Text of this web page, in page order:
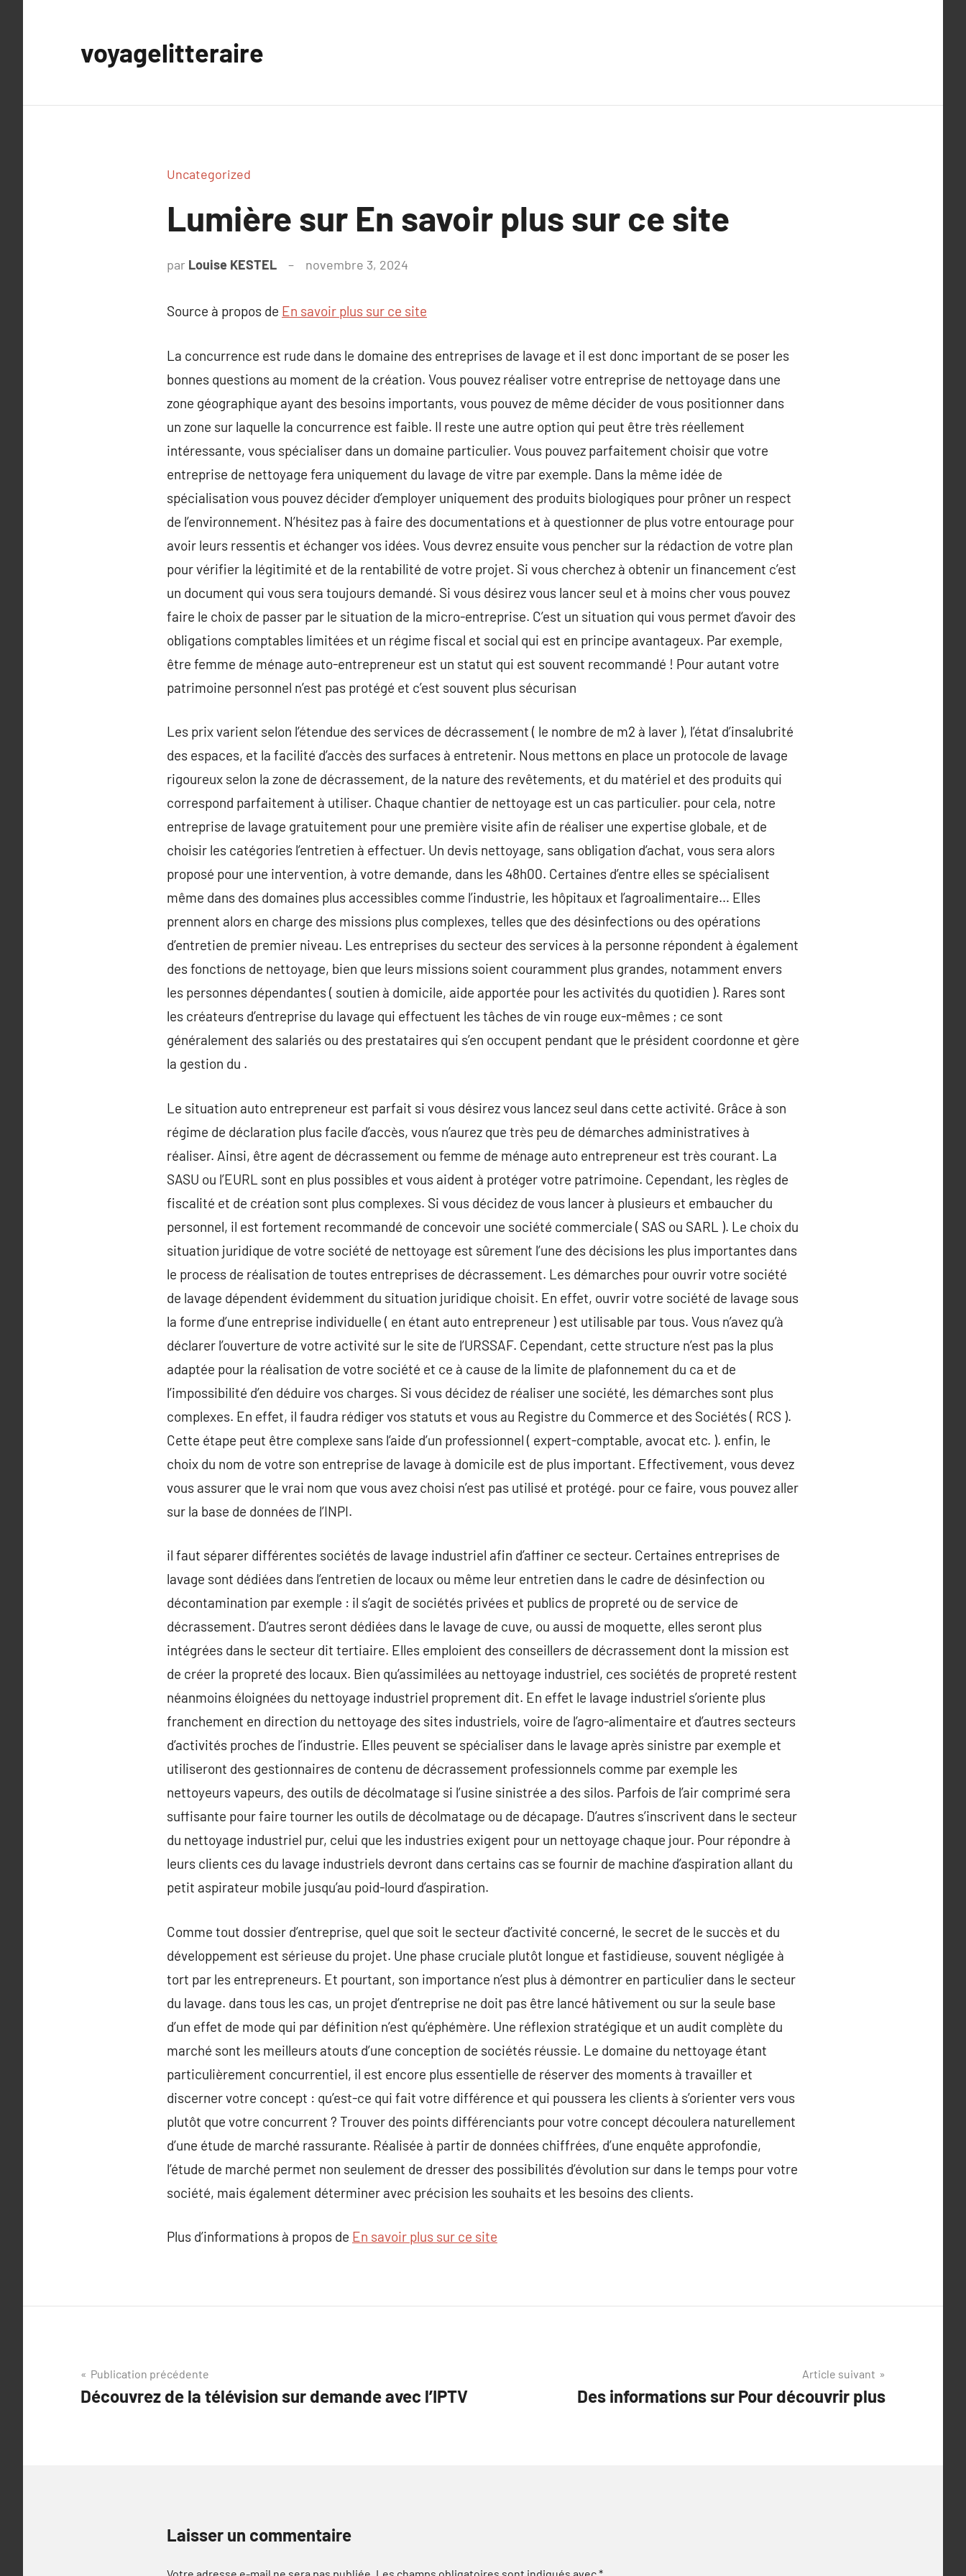
voyagelitteraire
Uncategorized
Lumière sur En savoir plus sur ce site
par Louise KESTEL novembre 3, 2024
Source à propos de En savoir plus sur ce site
La concurrence est rude dans le domaine des entreprises de lavage et il est donc important de se poser les
bonnes questions au moment de la création. Vous pouvez réaliser votre entreprise de nettoyage dans une
zone géographique ayant des besoins importants, vous pouvez de même décider de vous positionner dans
un zone sur laquelle la concurrence est faible. Il reste une autre option qui peut être très réellement
intéressante, vous spécialiser dans un domaine particulier. Vous pouvez parfaitement choisir que votre
entreprise de nettoyage fera uniquement du lavage de vitre par exemple. Dans la même idée de
spécialisation vous pouvez décider d’employer uniquement des produits biologiques pour prôner un respect
de l’environnement. N’hésitez pas à faire des documentations et à questionner de plus votre entourage pour
avoir leurs ressentis et échanger vos idées. Vous devrez ensuite vous pencher sur la rédaction de votre plan
pour vérifier la légitimité et de la rentabilité de votre projet. Si vous cherchez à obtenir un financement c’est
un document qui vous sera toujours demandé. Si vous désirez vous lancer seul et à moins cher vous pouvez
faire le choix de passer par le situation de la micro-entreprise. C’est un situation qui vous permet d‘avoir des
obligations comptables limitées et un régime fiscal et social qui est en principe avantageux. Par exemple,
être femme de ménage auto-entrepreneur est un statut qui est souvent recommandé ! Pour autant votre
patrimoine personnel n’est pas protégé et c’est souvent plus sécurisan
Les prix varient selon l’étendue des services de décrassement ( le nombre de m2 à laver ), l’état d’insalubrité
des espaces, et la facilité d’accès des surfaces à entretenir. Nous mettons en place un protocole de lavage
rigoureux selon la zone de décrassement, de la nature des revêtements, et du matériel et des produits qui
correspond parfaitement à utiliser. Chaque chantier de nettoyage est un cas particulier. pour cela, notre
entreprise de lavage gratuitement pour une première visite afin de réaliser une expertise globale, et de
choisir les catégories l’entretien à effectuer. Un devis nettoyage, sans obligation d’achat, vous sera alors
proposé pour une intervention, à votre demande, dans les 48h00. Certaines d’entre elles se spécialisent
même dans des domaines plus accessibles comme l’industrie, les hôpitaux et l’agroalimentaire… Elles
prennent alors en charge des missions plus complexes, telles que des désinfections ou des opérations
d’entretien de premier niveau. Les entreprises du secteur des services à la personne répondent à également
des fonctions de nettoyage, bien que leurs missions soient couramment plus grandes, notamment envers
les personnes dépendantes ( soutien à domicile, aide apportée pour les activités du quotidien ). Rares sont
les créateurs d’entreprise du lavage qui effectuent les tâches de vin rouge eux-mêmes ; ce sont
généralement des salariés ou des prestataires qui s’en occupent pendant que le président coordonne et gère
la gestion du .
Le situation auto entrepreneur est parfait si vous désirez vous lancez seul dans cette activité. Grâce à son
régime de déclaration plus facile d’accès, vous n’aurez que très peu de démarches administratives à
réaliser. Ainsi, être agent de décrassement ou femme de ménage auto entrepreneur est très courant. La
SASU ou l’EURL sont en plus possibles et vous aident à protéger votre patrimoine. Cependant, les règles de
fiscalité et de création sont plus complexes. Si vous décidez de vous lancer à plusieurs et embaucher du
personnel, il est fortement recommandé de concevoir une société commerciale ( SAS ou SARL ). Le choix du
situation juridique de votre société de nettoyage est sûrement l’une des décisions les plus importantes dans
le process de réalisation de toutes entreprises de décrassement. Les démarches pour ouvrir votre société
de lavage dépendent évidemment du situation juridique choisit. En effet, ouvrir votre société de lavage sous
la forme d’une entreprise individuelle ( en étant auto entrepreneur ) est utilisable par tous. Vous n’avez qu’à
déclarer l’ouverture de votre activité sur le site de l’URSSAF. Cependant, cette structure n’est pas la plus
adaptée pour la réalisation de votre société et ce à cause de la limite de plafonnement du ca et de
l’impossibilité d’en déduire vos charges. Si vous décidez de réaliser une société, les démarches sont plus
complexes. En effet, il faudra rédiger vos statuts et vous au Registre du Commerce et des Sociétés ( RCS ).
Cette étape peut être complexe sans l’aide d’un professionnel ( expert-comptable, avocat etc. ). enfin, le
choix du nom de votre son entreprise de lavage à domicile est de plus important. Effectivement, vous devez
vous assurer que le vrai nom que vous avez choisi n’est pas utilisé et protégé. pour ce faire, vous pouvez aller
sur la base de données de l’INPI.
il faut séparer différentes sociétés de lavage industriel afin d’affiner ce secteur. Certaines entreprises de
lavage sont dédiées dans l’entretien de locaux ou même leur entretien dans le cadre de désinfection ou
décontamination par exemple : il s’agit de sociétés privées et publics de propreté ou de service de
décrassement. D’autres seront dédiées dans le lavage de cuve, ou aussi de moquette, elles seront plus
intégrées dans le secteur dit tertiaire. Elles emploient des conseillers de décrassement dont la mission est
de créer la propreté des locaux. Bien qu’assimilées au nettoyage industriel, ces sociétés de propreté restent
néanmoins éloignées du nettoyage industriel proprement dit. En effet le lavage industriel s’oriente plus
franchement en direction du nettoyage des sites industriels, voire de l’agro-alimentaire et d’autres secteurs
d’activités proches de l’industrie. Elles peuvent se spécialiser dans le lavage après sinistre par exemple et
utiliseront des gestionnaires de contenu de décrassement professionnels comme par exemple les
nettoyeurs vapeurs, des outils de décolmatage si l’usine sinistrée a des silos. Parfois de l’air comprimé sera
suffisante pour faire tourner les outils de décolmatage ou de décapage. D’autres s’inscrivent dans le secteur
du nettoyage industriel pur, celui que les industries exigent pour un nettoyage chaque jour. Pour répondre à
leurs clients ces du lavage industriels devront dans certains cas se fournir de machine d’aspiration allant du
petit aspirateur mobile jusqu’au poid-lourd d’aspiration.
Comme tout dossier d’entreprise, quel que soit le secteur d’activité concerné, le secret de le succès et du
développement est sérieuse du projet. Une phase cruciale plutôt longue et fastidieuse, souvent négligée à
tort par les entrepreneurs. Et pourtant, son importance n’est plus à démontrer en particulier dans le secteur
du lavage. dans tous les cas, un projet d’entreprise ne doit pas être lancé hâtivement ou sur la seule base
d’un effet de mode qui par définition n’est qu’éphémère. Une réflexion stratégique et un audit complète du
marché sont les meilleurs atouts d’une conception de sociétés réussie. Le domaine du nettoyage étant
particulièrement concurrentiel, il est encore plus essentielle de réserver des moments à travailler et
discerner votre concept : qu’est-ce qui fait votre différence et qui poussera les clients à s’orienter vers vous
plutôt que votre concurrent ? Trouver des points différenciants pour votre concept découlera naturellement
d’une étude de marché rassurante. Réalisée à partir de données chiffrées, d’une enquête approfondie,
l’étude de marché permet non seulement de dresser des possibilités d’évolution sur dans le temps pour votre
société, mais également déterminer avec précision les souhaits et les besoins des clients.
Plus d’informations à propos de En savoir plus sur ce site
Navigation
de
Publication précédente
Découvrez de la télévision sur demande avec l’IPTV
Article suivant
Des informations sur Pour découvrir plus
Laisser un commentaire